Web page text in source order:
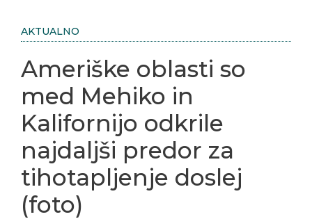
AKTUALNO
Ameriške oblasti so
med Mehiko in
Kalifornijo odkrile
najdaljši predor za
tihotapljenje doslej
(foto)